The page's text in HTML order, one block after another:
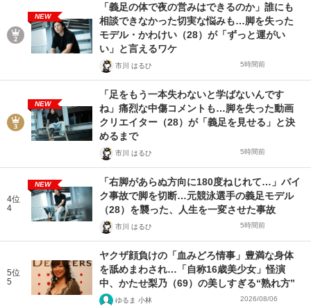
NEW
「義足の体で夜の営みはできるのか」誰にも
相談できなかった切実な悩みも…脚を失った
モデル・かわけい（28）が「ずっと運がい
い」と言えるワケ
市川 はるひ 5時間前
NEW
「足をもう一本失わないと学ばないんです
ね」痛烈な中傷コメントも…脚を失った動画
クリエイター（28）が「義足を見せる」と決
めるまで
市川 はるひ 5時間前
4位
4
NEW
「右脚があらぬ方向に180度ねじれて…」バイ
ク事故で脚を切断…元競泳選手の義足モデル
（28）を襲った、人生を一変させた事故
市川 はるひ 5時間前
5位
5
ヤクザ顔負けの「血みどろ情事」豊満な身体
を舐めまわされ…「自称16歳美少女」怪演
中、かたせ梨乃（69）の美しすぎる“熟れ方”
ゆるま 小林 2026/08/06